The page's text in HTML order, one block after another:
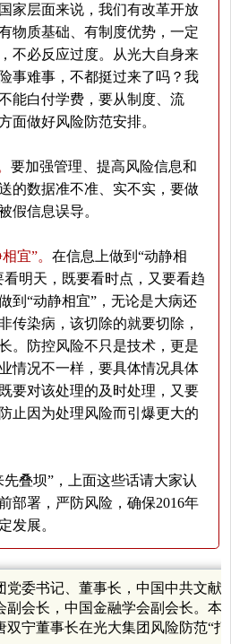
家层面来说，我们有改革开放
物质基础、有制度优势，一定
不必反应过度。从光大自身来
事难事，不都挺过来了吗？我
能白付学费，要从制度、流
面做好风险防范安排。
要加强管理、提高风险信息和
的数据准不准、实不实，要做
假信息误导。
宜”。 在信息上做到“动静相
明天，既要看时点，又要看趋
到“动静相宜”，无论是大病还
传染病，该切除的就要切除，
。防控风险不只是技术，更是
情况不一样，要具体情况具体
要对该处理的及时处理，又要
止因为处理风险而引爆更大的
叠坝”，上面这些话请大家认
部署，严防风险，确保2016年
发展。
党委书记、董事长，中国中共文献
副会长，中国金融学会副会长。本
宁董事长在光大集团风险防范“打